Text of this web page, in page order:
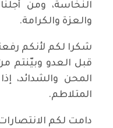
النخاسة، ومن
والعزة والكرامة.
شكرا لكم لأنكم
قبل العدو وبيّنتم
المحن والشدائد،
المتلاطم.
دامت لكم